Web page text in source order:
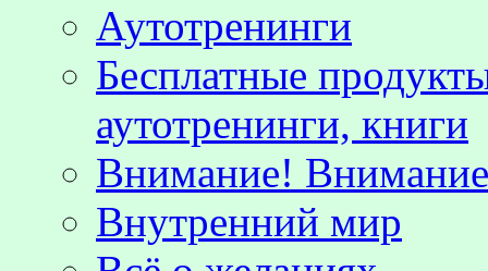
Аутотренинги
Бесплатные
аутотренинги, книги
Внимание!
Внутренний мир